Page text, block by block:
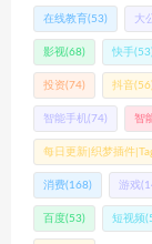
在线教育(53) 大
影视(68) 快手
投资(74) 抖音
智能手机 (74) 智
每日更新|织梦插件
消费(168) 游戏
百度(53) 短视频